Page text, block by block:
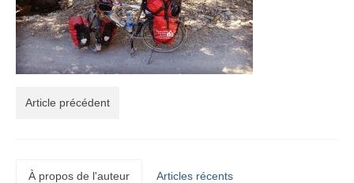
Article précédent
À propos de l'auteur Articles récents